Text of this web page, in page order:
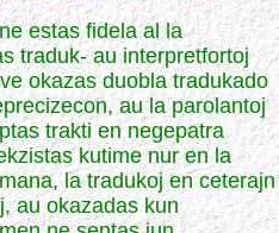
estas fidela al la
traduk- au interpretfortoj
okazas duobla tradukado
au la parolantoj
trakti en negepatra
kutime nur en la
la tradukoj en ceterajn
au okazadas kun